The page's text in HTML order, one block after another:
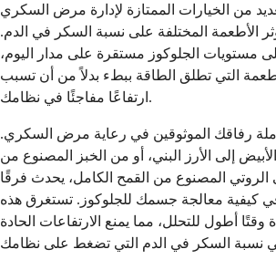
من الخيارات الممتازة لإدارة مرض السكري
الأطعمة المختلفة على نسبة السكر في الدم.
مستويات الجلوكوز مستقرة على مدار اليوم،
التي تطلق الطاقة ببطء بدلاً من أن تسبب
ارتفاعًا مفاجئًا في نظامك.
رفاقك الموثوقين في رعاية مرض السكري.
الأبيض إلى الأرز البني، أو من الخبز المصنوع من
الروتي المصنوع من القمح الكامل، يحدث فرقًا
كيفية معالجة جسمك للجلوكوز. تستغرق هذه
وقتًا أطول للتحلل، مما يمنع الارتفاعات الحادة